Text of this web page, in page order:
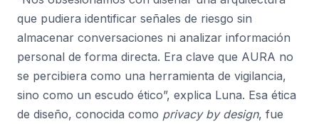
que pudiera identificar señales de riesgo sin
almacenar conversaciones ni analizar información
personal de forma directa. Era clave que AURA no
se percibiera como una herramienta de vigilancia,
sino como un escudo ético”, explica Luna. Esa ética
de diseño, conocida como privacy by design, fue